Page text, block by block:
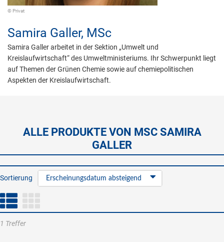
© Privat
Samira Galler, MSc
Samira Galler arbeitet in der Sektion „Umwelt und
Kreislaufwirtschaft“ des Umweltministeriums. Ihr Schwerpunkt liegt
auf Themen der Grünen Chemie sowie auf chemiepolitischen
Aspekten der Kreislaufwirtschaft.
ALLE PRODUKTE VON MSC SAMIRA
GALLER
Sortierung Erscheinungsdatum absteigend
1 Treffer